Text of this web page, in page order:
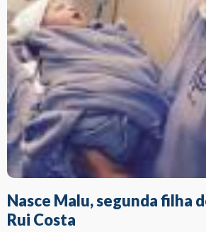
Nasce Malu, segunda filha
Rui Costa